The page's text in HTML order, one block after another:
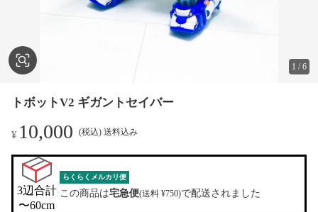
1 /6
トボットV2 ギガントセイバー
¥ 10,000 (税込) 送料込み
3辺合計
〜60cm
らくらくメルカリ便
この商品は宅急便(送料 ¥750)で配送されました